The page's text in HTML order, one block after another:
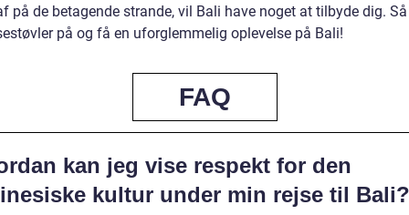
på de betagende strande, vil Bali have noget at tilbyde dig.
på og få en uforglemmelig oplevelse på Bali!
FAQ
kan jeg vise respekt for den
kultur under min rejse til Bali?